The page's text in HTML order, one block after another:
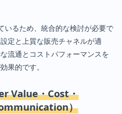
いるため、統合的な検討が必要で
定と上質な販売チャネルが適
流通とコストパフォーマンスを
果的です。
Value・Cost・
）